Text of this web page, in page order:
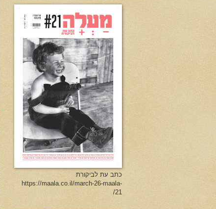
כתב עת לביקורת
https://maala.co.il/march-26-maala-
21/